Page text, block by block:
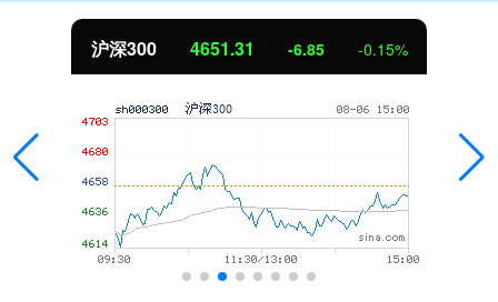
沪深300 4651.31 -6.85 -0.15%